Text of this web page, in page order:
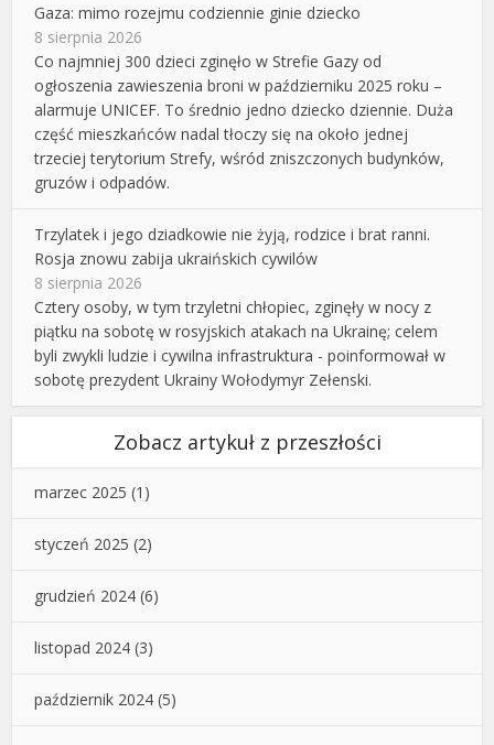
Gaza: mimo rozejmu codziennie ginie dziecko
8 sierpnia 2026
Co najmniej 300 dzieci zginęło w Strefie Gazy od
ogłoszenia zawieszenia broni w październiku 2025 roku –
alarmuje UNICEF. To średnio jedno dziecko dziennie. Duża
część mieszkańców nadal tłoczy się na około jednej
trzeciej terytorium Strefy, wśród zniszczonych budynków,
gruzów i odpadów.
Trzylatek i jego dziadkowie nie żyją, rodzice i brat ranni.
Rosja znowu zabija ukraińskich cywilów
8 sierpnia 2026
Cztery osoby, w tym trzyletni chłopiec, zginęły w nocy z
piątku na sobotę w rosyjskich atakach na Ukrainę; celem
byli zwykli ludzie i cywilna infrastruktura - poinformował w
sobotę prezydent Ukrainy Wołodymyr Zełenski.
Zobacz artykuł z przeszłości
marzec 2025 (1)
styczeń 2025 (2)
grudzień 2024 (6)
listopad 2024 (3)
październik 2024 (5)